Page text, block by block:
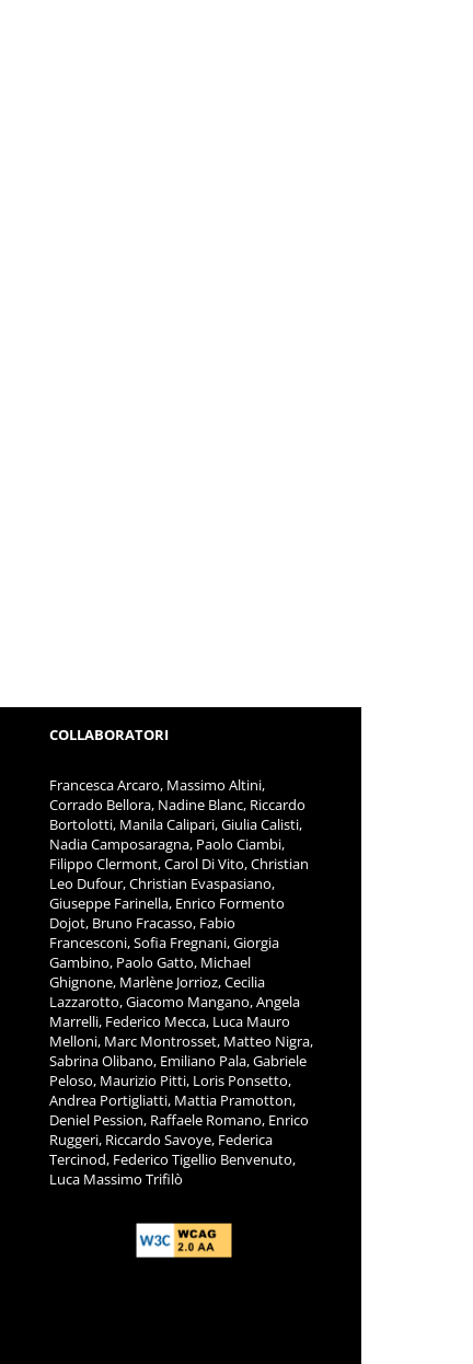
COLLABORATORI
Francesca Arcaro, Massimo Altini,
Corrado Bellora, Nadine Blanc, Riccardo
Bortolotti, Manila Calipari, Giulia Calisti,
Nadia Camposaragna, Paolo Ciambi,
Filippo Clermont, Carol Di Vito, Christian
Leo Dufour, Christian Evaspasiano,
Giuseppe Farinella, Enrico Formento
Dojot, Bruno Fracasso, Fabio
Francesconi, Sofia Fregnani, Giorgia
Gambino, Paolo Gatto, Michael
Ghignone, Marlène Jorrioz, Cecilia
Lazzarotto, Giacomo Mangano, Angela
Marrelli, Federico Mecca, Luca Mauro
Melloni, Marc Montrosset, Matteo Nigra,
Sabrina Olibano, Emiliano Pala, Gabriele
Peloso, Maurizio Pitti, Loris Ponsetto,
Andrea Portigliatti, Mattia Pramotton,
Deniel Pession, Raffaele Romano, Enrico
Ruggeri, Riccardo Savoye, Federica
Tercinod, Federico Tigellio Benvenuto,
Luca Massimo Trifilò